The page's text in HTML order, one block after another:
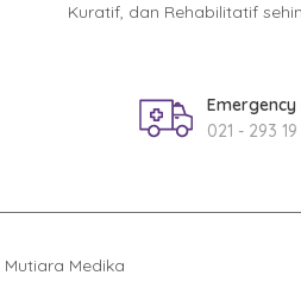
Kuratif, dan Rehabilitatif
Emergency
021 - 293
Medika